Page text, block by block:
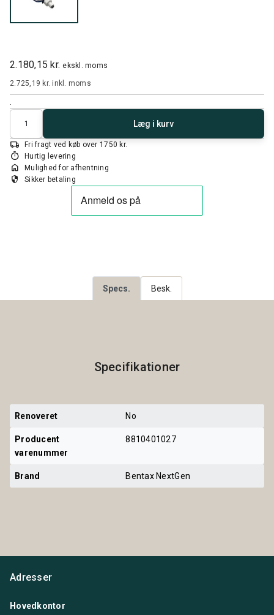
2.180,15 kr. ekskl. moms
2.725,19 kr.inkl. moms
Antal
Læg i kurv
local_shipping Fri fragt ved køb over 1750 kr.
timer Hurtig levering
home Mulighed for afhentning
security Sikker betaling
Specs. Besk.
Specifikationer
Renoveret No
Producent
varenummer
8810401027
Brand Bentax NextGen
Adresser
Hovedkontor